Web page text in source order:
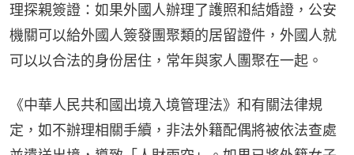
理探親簽證：如果外國人辦理了護照和結婚證，公安
機關可以給外國人簽發團聚類的居留證件，外國人就
可以以合法的身份居住，常年與家人團聚在一起。
《中華人民共和國出境入境管理法》和有關法律規
定，如不辦理相關手續，非法外籍配偶將被依法查處